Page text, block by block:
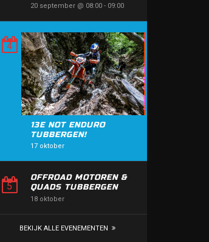
20 september @ 08:00- 09:00
13E NOT ENDURO
TUBBERGEN!
17 oktober
OFFROAD MOTOREN &
QUADS TUBBERGEN
18 oktober
BEKIJK ALLE EVENEMENTEN